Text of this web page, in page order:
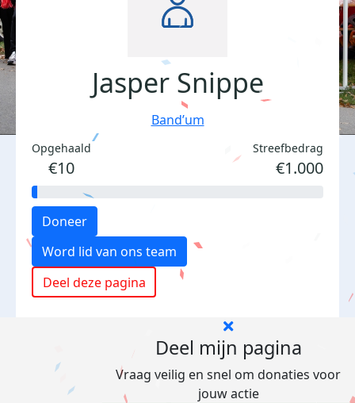
Jasper Snippe
Band’um
Opgehaald
€10
Streefbedrag
€1.000
Doneer
Word lid van ons team
Deel deze pagina
Deel mijn pagina
Vraag veilig en snel om donaties voor
jouw actie